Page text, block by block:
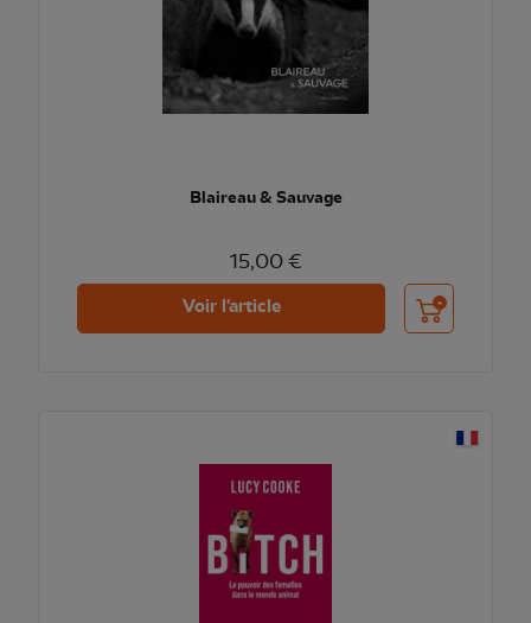
Blaireau & Sauvage
15,00 €
Voir l'article Ajouter au